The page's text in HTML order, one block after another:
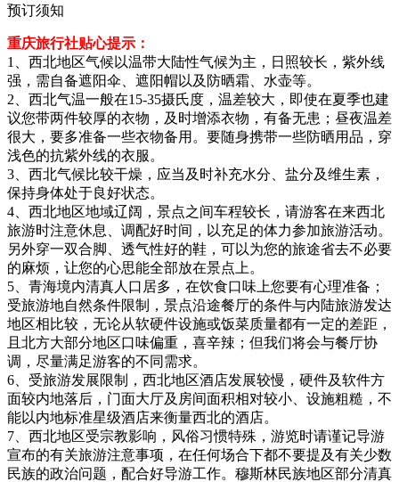
预订须知
重庆旅行社贴心提示：
1、西北地区气候以温带大陆性气候为主，日照较长，紫外线
强，需自备遮阳伞、遮阳帽以及防晒霜、水壶等。
2、西北气温一般在15-35摄氏度，温差较大，即使在夏季也建
议您带两件较厚的衣物，及时增添衣物，有备无患；昼夜温差
很大，要多准备一些衣物备用。要随身携带一些防晒用品，穿
浅色的抗紫外线的衣服。
3、西北气候比较干燥，应当及时补充水分、盐分及维生素，
保持身体处于良好状态。
4、西北地区地域辽阔，景点之间车程较长，请游客在来西北
旅游时注意休息、调配好时间，以充足的体力参加旅游活动。
另外穿一双合脚、透气性好的鞋，可以为您的旅途省去不必要
的麻烦，让您的心思能全部放在景点上。
5、青海境内清真人口居多，在饮食口味上您要有心理准备；
受旅游地自然条件限制，景点沿途餐厅的条件与内陆旅游发达
地区相比较，无论从软硬件设施或饭菜质量都有一定的差距，
且北方大部分地区口味偏重，喜辛辣；但我们将会与餐厅协
调，尽量满足游客的不同需求。
6、受旅游发展限制，西北地区酒店发展较慢，硬件及软件方
面较内地落后，门面大厅及房间面积相对较小、设施粗糙，不
能以内地标准星级酒店来衡量西北的酒店。
7、西北地区受宗教影响，风俗习惯特殊，游览时请谨记导游
宣布的有关旅游注意事项，在任何场合下都不要提及有关少数
民族的政治问题，配合好导游工作。穆斯林民族地区部分清真